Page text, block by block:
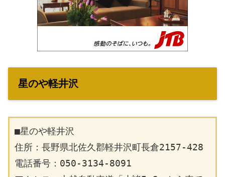
星のや軽井沢
■星のや軽井沢
住所：長野県北佐久郡軽井沢町長倉2157-428
電話番号：050-3134-8091